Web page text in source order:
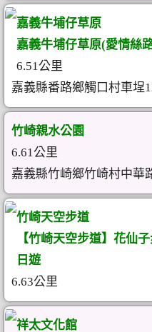
嘉義牛埔仔草原
嘉義牛埔仔草原(愛情絲
6.51公里
嘉義縣番路鄉觸口村車埕
竹崎親水公園
6.61公里
嘉義縣竹崎鄉竹崎村中華
竹崎天空步道
【竹崎天空步道】花仙
日遊
6.63公里
祥太文化館